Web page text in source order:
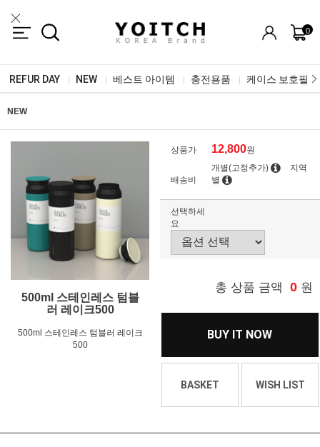
0
REFUR DAY NEW 베스트 아이템 충전용품 케이스 보호필름
NEW
500ml 스테인레스 텀블
러 레이크500
500ml 스테인레스 텀블러 레이크
500
상품가 12,800원
배송비
개별(고정추가)
지역
별
선택하세
요
총 상품 금액 0 원
BUY IT NOW
BASKET WISH LIST